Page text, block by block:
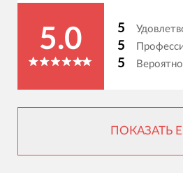
5.0 5
5
5
ПОКАЗАТЬ